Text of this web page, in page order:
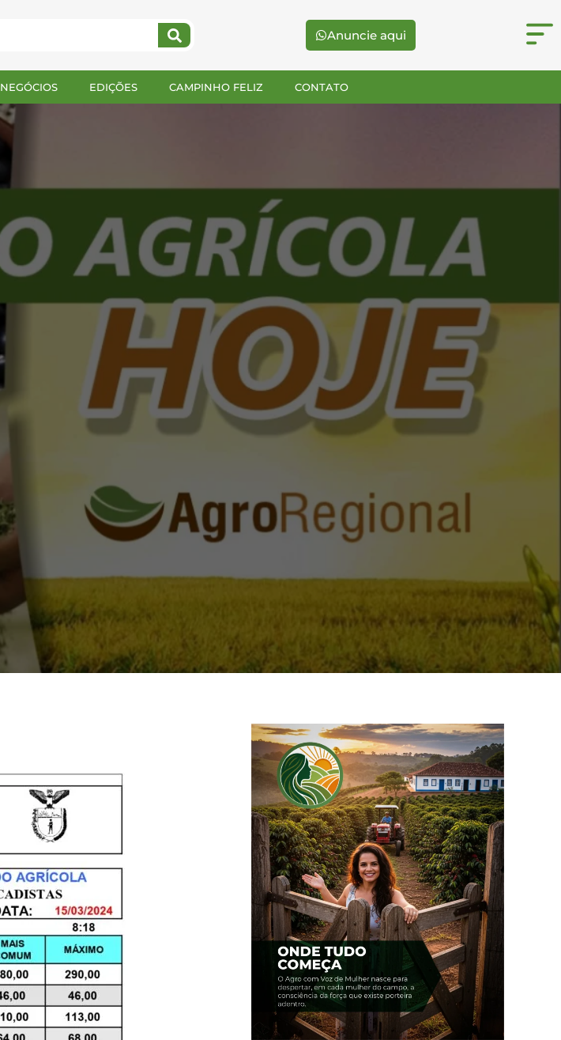
Anuncie aqui
NEGÓCIOS EDIÇÕES CAMPINHO FELIZ CONTATO